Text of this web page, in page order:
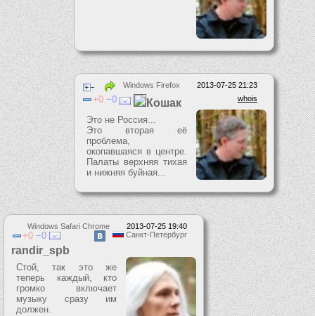
2013-07-25 21:23
Windows Firefox
whois
0 0 Кошак
Это не Россия...
Это вторая её
проблема,
окопавшаяся в центре.
Палаты верхняя тихая
и нижняя буйная...
2013-07-25 19:40
Windows Safari Chrome
Санкт-Петербург
0 0
randir_spb
Стой, так это же
теперь каждый, кто
громко включает
музыку сразу им
должен.